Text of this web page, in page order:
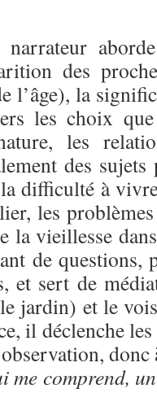
des
l’âge), la
les choix
les
des
difficulté à
les problèmes
la vieillesse
de questions,
et sert de
jardin) et le
il déclenche
me comprend,